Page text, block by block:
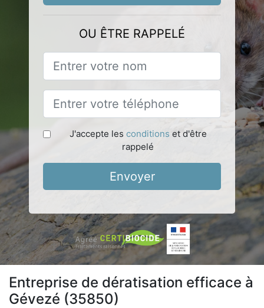
OU ÊTRE RAPPELÉ
J'accepte les conditions et d'être
rappelé
Envoyer
Entreprise de dératisation efficace à
Gévezé (35850)